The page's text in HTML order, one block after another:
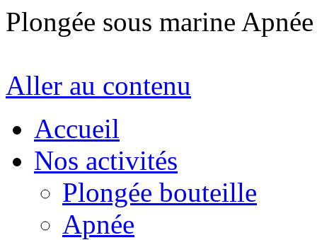
Plongée sous marine
Aller au contenu
Accueil
Nos activités
Plongée bouteille
Apnée